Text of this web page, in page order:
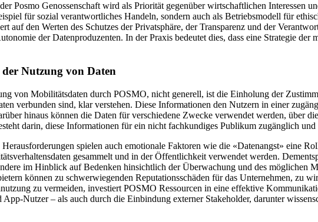
Posmo Genossenschaft wird als Priorität gegenüber wirtschaftlichen Interessen
für sozial verantwortliches Handeln, sondern auch als Betriebsmodell für
auf den Werten des Schutzes der Privatsphäre, der Transparenz und der
der Datenproduzenten. In der Praxis bedeutet dies, dass eine Strategie
Nutzung von Daten
von Mobilitätsdaten durch POSMO, nicht generell, ist die Einholung der
verbunden sind, klar verstehen. Diese Informationen den Nutzern in einer
hinaus können die Daten für verschiedene Zwecke verwendet werden, über
darin, diese Informationen für ein nicht fachkundiges Publikum zugänglich
spielen auch emotionale Faktoren wie die «Datenangst» eine
gesammelt und in der Öffentlichkeit verwendet werden.
im Hinblick auf Bedenken hinsichtlich der Überwachung und des möglichen
können zu schwerwiegenden Reputationsschäden für das Unternehmen, zu
zu vermeiden, investiert POSMO Ressourcen in eine effektive
App-Nutzer – als auch durch die Einbindung externer Stakeholder, darunter